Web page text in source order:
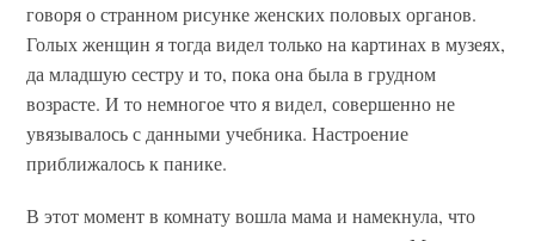
говоря о странном рисунке женских половых органов.
Голых женщин я тогда видел только на картинах в музеях,
да младшую сестру и то, пока она была в грудном
возрасте. И то немногое что я видел, совершенно не
увязывалось с данными учебника. Настроение
приближалось к панике.
В этот момент в комнату вошла мама и намекнула, что